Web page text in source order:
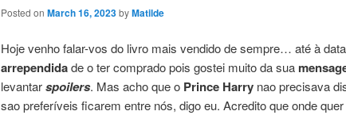
Posted on March 16, 2023byMatilde
Hoje venho falar-vos do livro mais vendido de sempre… até à
arrependidade o ter comprado pois gostei muito da sua
levantarspoilers. Mas acho que o Prince Harry nao precisava
sao preferíveis ficarem entre nós, digo eu. Acredito que onde